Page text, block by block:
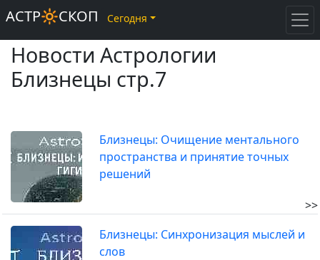
Новости Астрологии
Близнецы стр.7
Близнецы: Очищение ментального
пространства и принятие точных
решений
>>
Близнецы: Синхронизация мыслей и
слов
АСТР🔆СКОП Сегодня